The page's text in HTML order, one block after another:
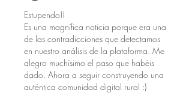
Estupendo!!
Es una magnífica noticia porque era una
de las contradicciones que detectamos
en nuestro análisis de la plataforma. Me
alegro muchísimo el paso que habéis
dado. Ahora a seguir construyendo una
auténtica comunidad digital rural :)